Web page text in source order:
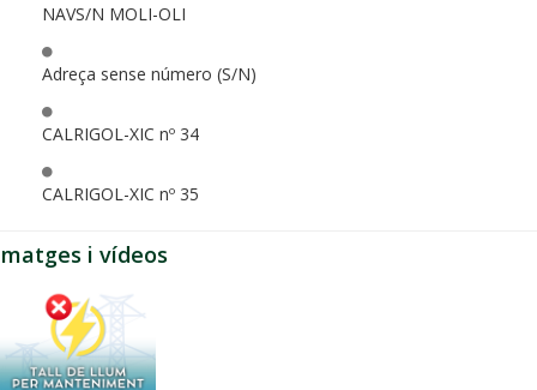
NAVS/N MOLI-OLI
Adreça sense número (S/N)
CALRIGOL-XIC nº 34
CALRIGOL-XIC nº 35
i vídeos